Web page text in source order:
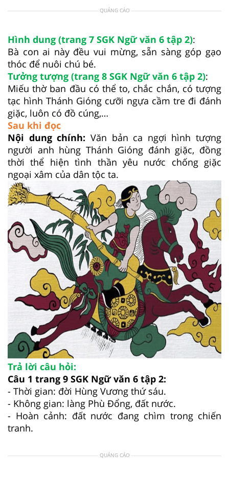
QUẢNG CÁO
Hình dung (trang 7 SGK Ngữ văn 6 tập 2):
Bà con ai này đều vui mừng, sẵn sàng góp gạo
thóc để nuôi chú bé.
Tưởng tượng (trang 8 SGK Ngữ văn 6 tập 2):
Miếu thờ ban đầu có thể to, chắc chắn, có tượng
tạc hình Thánh Gióng cưỡi ngựa cầm tre đi đánh
giặc, luôn có đồ cúng,…
Sau khi đọc
Nội dung chính: Văn bản ca ngợi hình tượng
người anh hùng Thánh Gióng đánh giặc, đồng
thời thể hiện tình thần yêu nước chống giặc
ngoại xâm của dân tộc ta.
Trả lời câu hỏi:
Câu 1 trang 9 SGK Ngữ văn 6 tập 2:
- Thời gian: đời Hùng Vương thứ sáu.
- Không gian: làng Phù Đổng, đất nước.
- Hoàn cảnh: đất nước đang chìm trong chiến
tranh.
QUẢNG CÁO